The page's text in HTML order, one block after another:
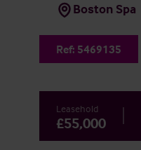
Boston Spa
Ref: 5469135
Leasehold
£55,000